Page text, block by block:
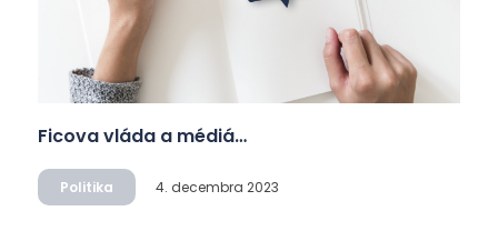
Ficova vláda a médiá…
Politika 4. decembra 2023